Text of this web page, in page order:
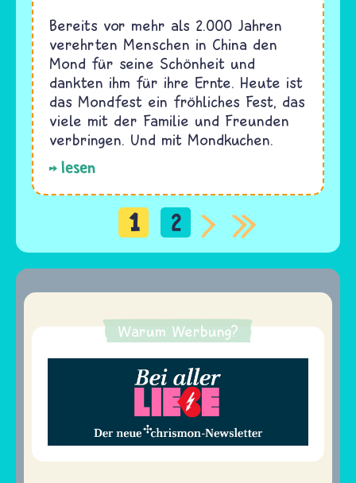
Bereits vor mehr als 2.000 Jahren
verehrten Menschen in China den
Mond für seine Schönheit und
dankten ihm für ihre Ernte. Heute ist
das Mondfest ein fröhliches Fest, das
viele mit der Familie und Freunden
verbringen. Und mit Mondkuchen.
lesen
Seitennummerierung
1 2
Warum Werbung?